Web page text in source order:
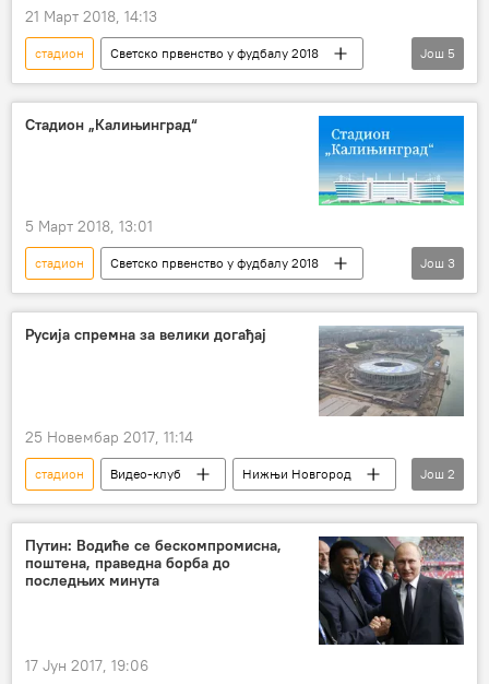
21 Март 2018, 14:13
стадион
Светско првенство у фудбалу 2018
Вести
Вести са Светског првенства у фудбалу
Још 5
Стадион „Калињинград“
5 Март 2018, 13:01
стадион
Светско првенство у фудбалу 2018
Мултимедија СП2018
Калињинград
Светско првенство у фудбалу 2018
Још 3
Русија спремна за велики догађај
25 Новембар 2017, 11:14
стадион Видео-клуб
Нижњи Новгород
Светско првенство у фудбалу
Фудбал
Још 2
Путин: Водиће се бескомпромисна,
поштена, праведна борба до
последњих минута
17 Јун 2017, 19:06